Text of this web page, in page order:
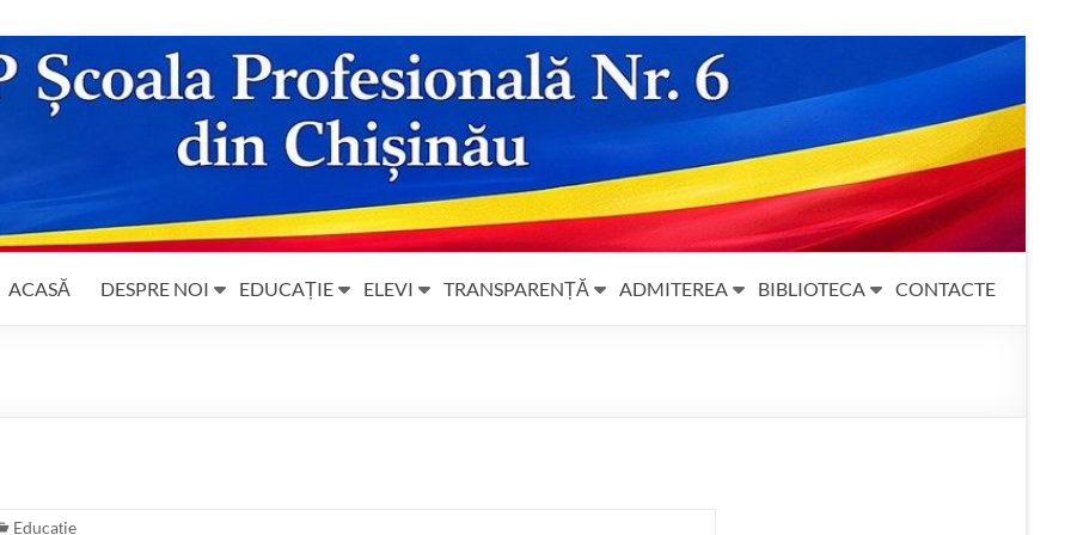
ACASĂ DESPRE NOI EDUCAȚIE ELEVI TRANSPARENȚĂ ADMITEREA BIBLIOTECA CONTACTE
Educație